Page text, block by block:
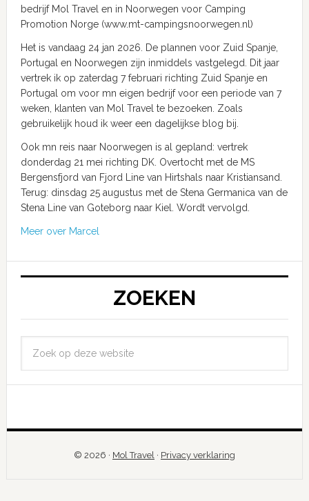
bedrijf Mol Travel en in Noorwegen voor Camping
Promotion Norge (www.mt-campingsnoorwegen.nl)
Het is vandaag 24 jan 2026. De plannen voor Zuid Spanje,
Portugal en Noorwegen zijn inmiddels vastgelegd. Dit jaar
vertrek ik op zaterdag 7 februari richting Zuid Spanje en
Portugal om voor mn eigen bedrijf voor een periode van 7
weken, klanten van Mol Travel te bezoeken. Zoals
gebruikelijk houd ik weer een dagelijkse blog bij.
Ook mn reis naar Noorwegen is al gepland: vertrek
donderdag 21 mei richting DK. Overtocht met de MS
Bergensfjord van Fjord Line van Hirtshals naar Kristiansand.
Terug: dinsdag 25 augustus met de Stena Germanica van de
Stena Line van Goteborg naar Kiel. Wordt vervolgd.
Meer over Marcel
ZOEKEN
© 2026 · Mol Travel · Privacy verklaring